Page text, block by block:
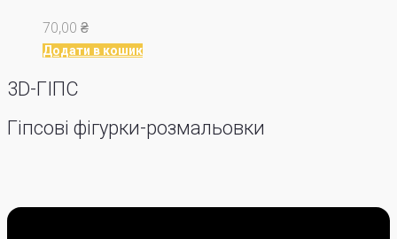
70,00 ₴
Додати в кошик
3D-ГІПС
Гіпсові фігурки-розмальовки